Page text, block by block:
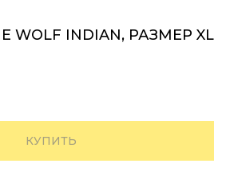
WOLF INDIAN, РАЗМЕР XL
КУПИТЬ